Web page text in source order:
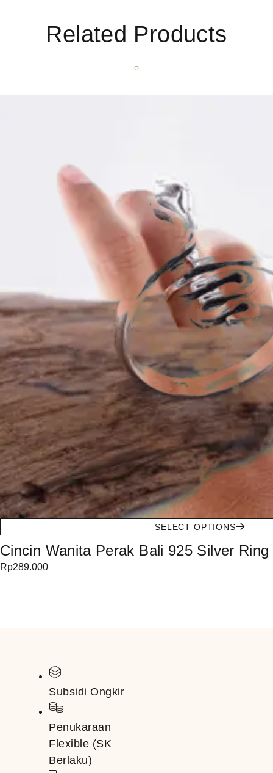
Related Products
SELECT OPTIONS
Cincin Wanita Perak Bali 925 Silver
Rp289.000
Subsidi Ongkir
Penukaraan
Flexible (SK
Berlaku)